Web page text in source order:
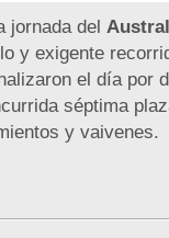
jornada del
y exigente
el día por
séptima
y vaivenes.